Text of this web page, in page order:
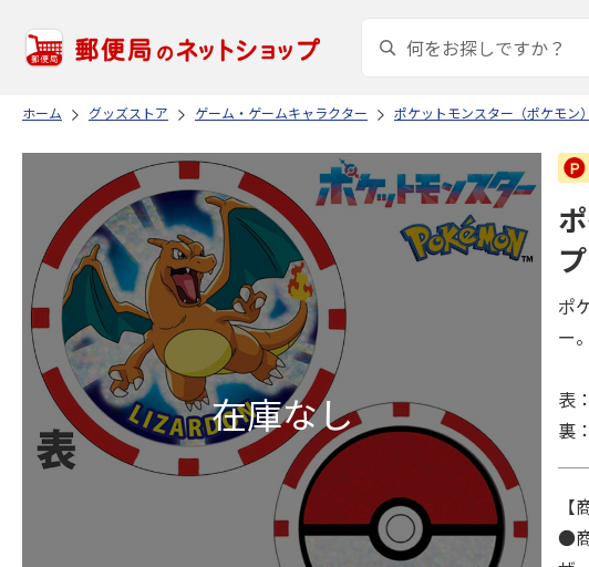
ホーム グッズストア ゲーム・ゲームキャラクター ポケットモンスター（ポケモン）
ポ
ー。
表
裏
【
●